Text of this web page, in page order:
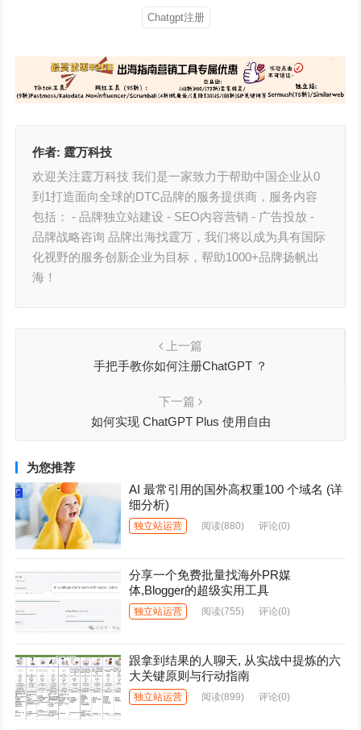
Chatgpt注册
作者: 霆万科技
欢迎关注霆万科技 我们是一家致力于帮助中国企业从0
到1打造面向全球的DTC品牌的服务提供商，服务内容
包括： - 品牌独立站建设 - SEO内容营销 - 广告投放 -
品牌战略咨询 品牌出海找霆万，我们将以成为具有国际
化视野的服务创新企业为目标，帮助1000+品牌扬帆出
海！
上一篇
手把手教你如何注册ChatGPT ？
下一篇
如何实现 ChatGPT Plus 使用自由
为您推荐
AI 最常引用的国外高权重100 个域名 (详
细分析)
独立站运营 阅读(880) 评论(0)
分享一个免费批量找海外PR媒
体,Blogger的超级实用工具
独立站运营 阅读(755) 评论(0)
跟拿到结果的人聊天, 从实战中提炼的六
大关键原则与行动指南
独立站运营 阅读(899) 评论(0)